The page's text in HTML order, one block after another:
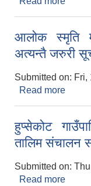
आलोक स्मृति
अत्यन्तै जरुरी
Submitted on: Fri,
Read more
हुप्सेकोट
तालिम संचालन
Submitted on:
Read more